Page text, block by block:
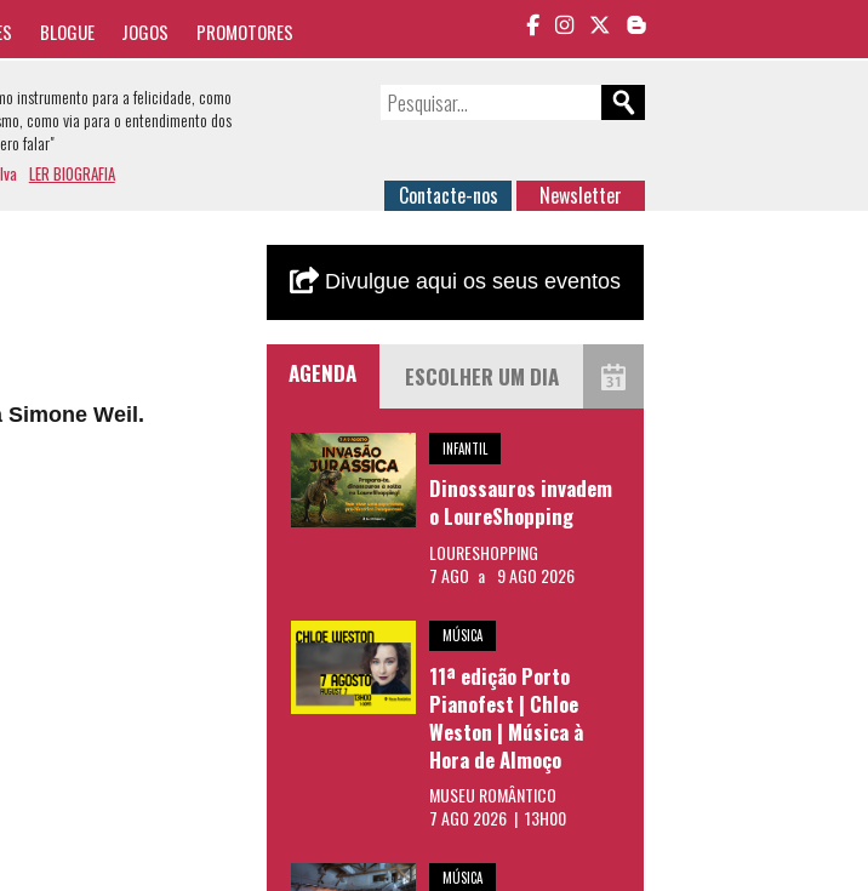
BLOGUE JOGOS PROMOTORES
instrumento para a felicidade, como
como via para o entendimento dos
falar"
LER BIOGRAFIA
Contacte-nos Newsletter
Simone Weil.
Divulgue aqui os seus eventos
AGENDA
INFANTIL
Dinossauros invadem
o LoureShopping
LOURESHOPPING
7 AGO a 9 AGO 2026
MÚSICA
11ª edição Porto
Pianofest | Chloe
Weston | Música à
Hora de Almoço
MUSEU ROMÂNTICO
7 AGO 2026 | 13H00
MÚSICA